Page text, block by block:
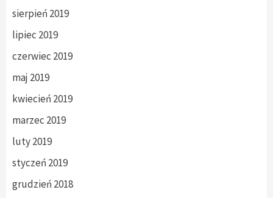
sierpień 2019
lipiec 2019
czerwiec 2019
maj 2019
kwiecień 2019
marzec 2019
luty 2019
styczeń 2019
grudzień 2018